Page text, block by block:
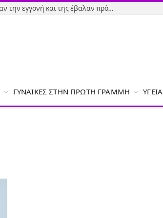
Εύβοια-Απίστευτο: Φορολόγησαν την εγγονή και της έβαλαν πρόστιμο γιατί δεν δήλωσε το χαρτζιλίκι του παππού!
ΓΥΝΑΊΚΕΣ ΣΤΗΝ ΠΡΏΤΗ ΓΡΑΜΜΉ ΥΓΕΊΑ